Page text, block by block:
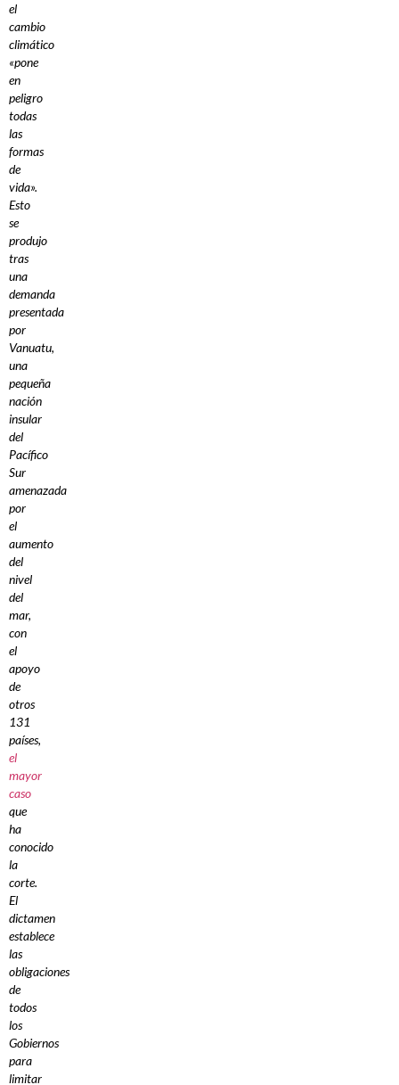
el
cambio
climático
«pone
en
peligro
todas
las
formas
de
vida».
Esto
se
produjo
tras
una
demanda
presentada
por
Vanuatu,
una
pequeña
nación
insular
del
Pacífico
Sur
amenazada
por
el
aumento
del
nivel
del
mar,
con
el
apoyo
de
otros
131
países,
el
mayor
caso
que
ha
conocido
la
corte.
El
dictamen
establece
las
obligaciones
de
todos
los
Gobiernos
para
limitar